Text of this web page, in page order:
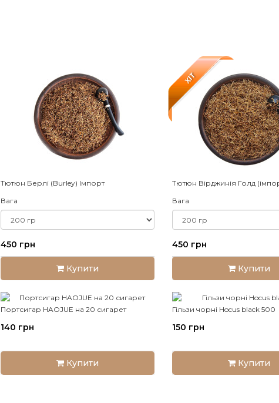
Тютюн Берлі (Burley) Імпорт
Вага
450 грн
Купити
Тютюн Вірджинія Голд
XIT
Вага
450 грн
Купити
Портсигар HAOJUE на 20 сигарет
140 грн
Купити
Гільзи чорні Hocus black 500
150 грн
Купити